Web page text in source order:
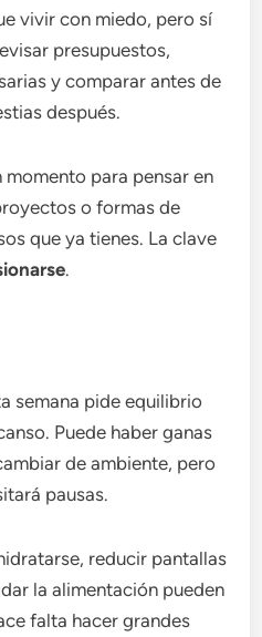
vivir con miedo, pero sí
presupuestos,
y comparar antes de
después.
momento para pensar en
o formas de
que ya tienes. La clave
.
semana pide equilibrio
Puede haber ganas
de ambiente, pero
pausas.
reducir pantallas
la alimentación pueden
falta hacer grandes